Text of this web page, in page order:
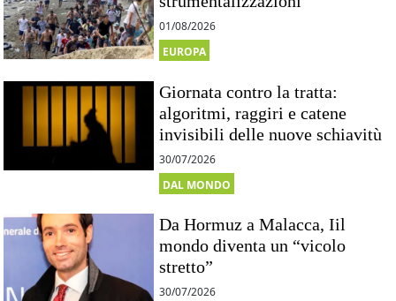
01/08/2026
EUROPA
Giornata contro la tratta:
algoritmi, raggiri e catene
invisibili delle nuove schiavitù
30/07/2026
DAL MONDO
Da Hormuz a Malacca, Iil
mondo diventa un “vicolo
stretto”
30/07/2026